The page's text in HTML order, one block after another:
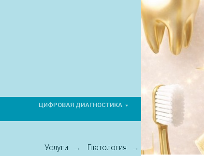
ЦИФРОВАЯ ДИАГНОСТИКА ГНАТОЛОГИЯ
Услуги → Гнатология → Сплинт-терапия